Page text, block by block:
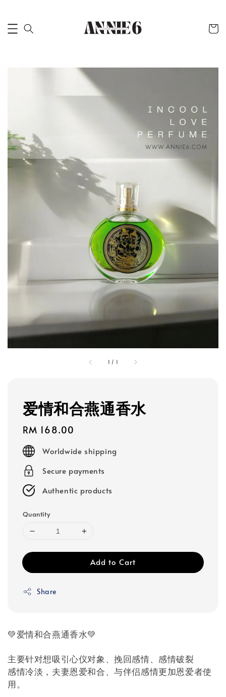
1 / 1
爱情和合燕通香水
Regular
price
RM 168.00
Worldwide shipping
Secure payments
Authentic products
Quantity
Add to Cart
Share
💚爱情和合燕通香水💚
主要针对想吸引心仪对象、挽回感情、感情破裂
感情冷淡，夫妻恩爱和合、与伴侣感情更加恩爱者使
用。